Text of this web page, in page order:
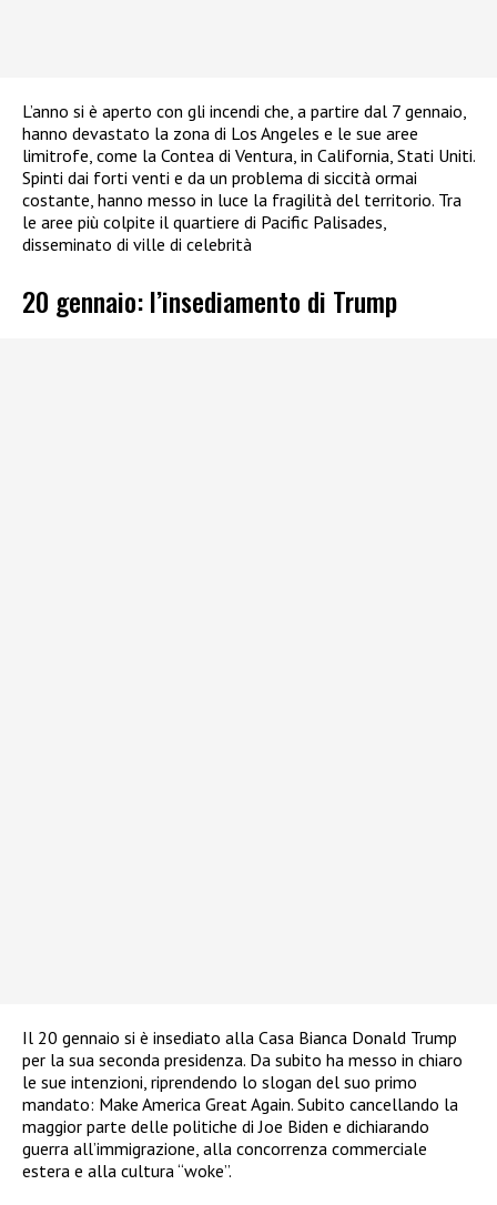
L’anno si è aperto con gli incendi che, a partire dal 7 gennaio,
hanno devastato la zona di Los Angeles e le sue aree
limitrofe, come la Contea di Ventura, in California, Stati Uniti.
Spinti dai forti venti e da un problema di siccità ormai
costante, hanno messo in luce la fragilità del territorio. Tra
le aree più colpite il quartiere di Pacific Palisades,
disseminato di ville di celebrità
20 gennaio: l’insediamento di Trump
Il 20 gennaio si è insediato alla Casa Bianca Donald Trump
per la sua seconda presidenza. Da subito ha messo in chiaro
le sue intenzioni, riprendendo lo slogan del suo primo
mandato: Make America Great Again. Subito cancellando la
maggior parte delle politiche di Joe Biden e dichiarando
guerra all’immigrazione, alla concorrenza commerciale
estera e alla cultura “woke”.